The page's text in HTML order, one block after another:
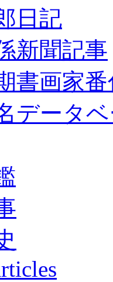
日記
新聞記事
書画家
データ